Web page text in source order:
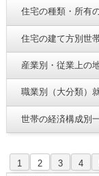
住宅の種類・所有
住宅の建て方別世
産業別・従業上の
職業別（大分類）
世帯の経済構成別
1 2 3 4